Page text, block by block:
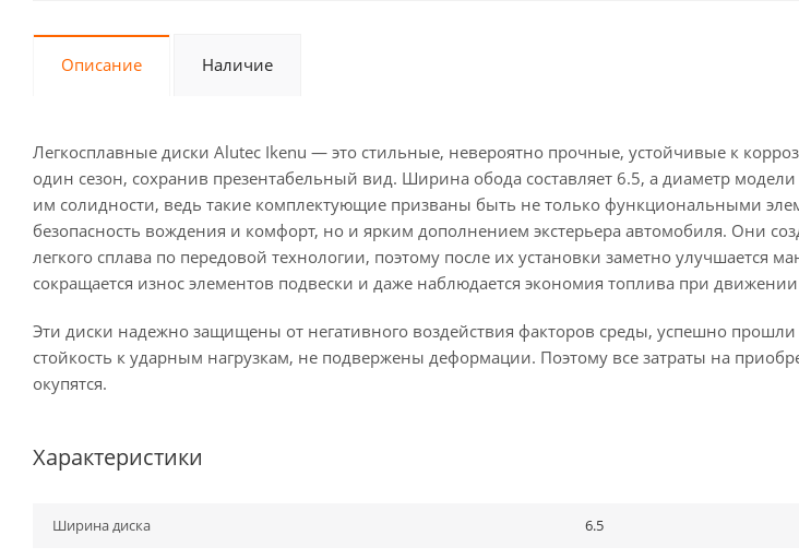
Описание Наличие
Легкосплавные диски Alutec Ikenu — это стильные, невероятно прочные, устойчивые к
один сезон, сохранив презентабельный вид. Ширина обода составляет 6.5, а диаметр
им солидности, ведь такие комплектующие призваны быть не только функциональными
безопасность вождения и комфорт, но и ярким дополнением экстерьера автомобиля. Они
легкого сплава по передовой технологии, поэтому после их установки заметно улучшается
сокращается износ элементов подвески и даже наблюдается экономия топлива при
Эти диски надежно защищены от негативного воздействия факторов среды, успешно
стойкость к ударным нагрузкам, не подвержены деформации. Поэтому все затраты на
окупятся.
Характеристики
Ширина диска 6.5